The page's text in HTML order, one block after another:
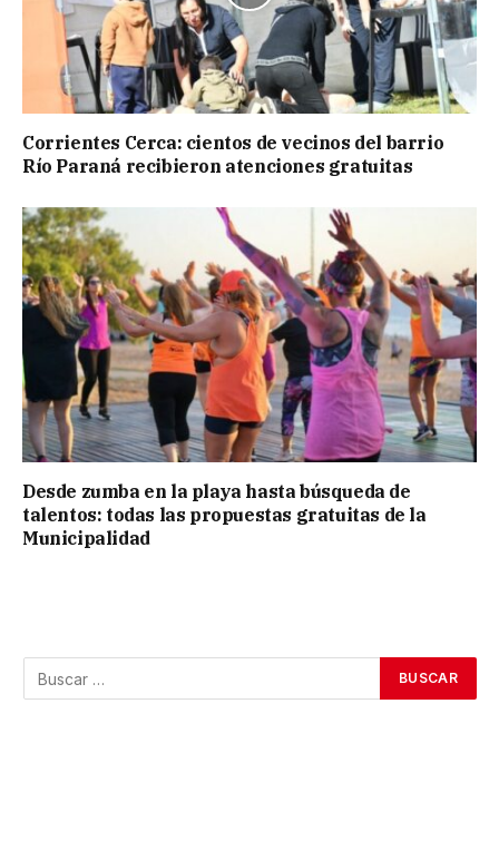
Corrientes Cerca: cientos de vecinos del barrio
Río Paraná recibieron atenciones gratuitas
Desde zumba en la playa hasta búsqueda de
talentos: todas las propuestas gratuitas de la
Municipalidad